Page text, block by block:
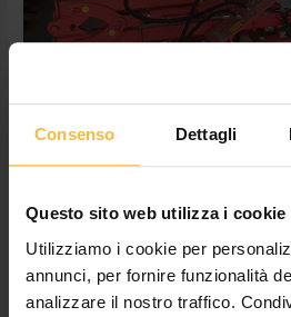
Consenso Dettagli
Questo sito web utilizza i cookie
Utilizziamo i cookie per
annunci, per fornire funzionalità
analizzare il nostro traffico.
offerta del Servizio
News, Non categorizzato/
CREMONA – Si apre con una nuova
Servizio